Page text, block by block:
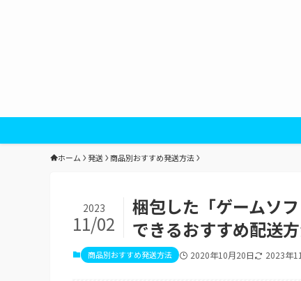
ホーム 発送 商品別おすすめ発送方法
梱包した「ゲームソ
できるおすすめ配送
2023
11/02
商品別おすすめ発送方法 2020年10月20日 2023年